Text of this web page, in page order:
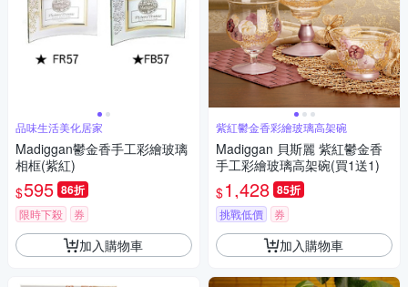
品味生活美化居家
Madiggan鬱金香手工彩繪玻璃
相框(紫紅)
$595 86折
限時下殺 券
加入購物車
紫紅鬱金香彩繪玻璃高架碗
Madiggan 貝斯麗 紫紅鬱金香
手工彩繪玻璃高架碗(買1送1)
$1,428 85折
挑戰低價 券
加入購物車